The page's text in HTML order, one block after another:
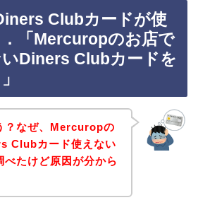
Clubカードが使
「Mercuropのお店で
Diners Clubカードを
？なぜ、Mercuropの
Clubカード使えない
べたけど原因が分から